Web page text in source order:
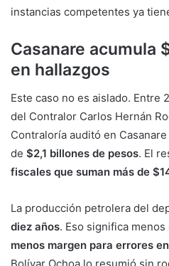
instancias competentes ya
Casanare acumula
en hallazgos
Este caso no es aislado. Entre
del Contralor Carlos Hernán
Contraloría auditó en Casanare
de $2,1 billones de pesos. El
fiscales que suman más de
La producción petrolera del
diez años. Eso significa menos
menos margen para errores
Bolívar Ochoa lo resumió sin